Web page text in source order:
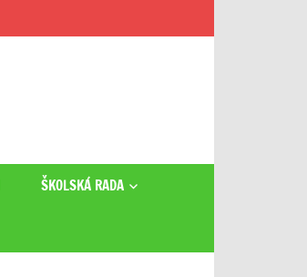
ŠKOLSKÁ RADA